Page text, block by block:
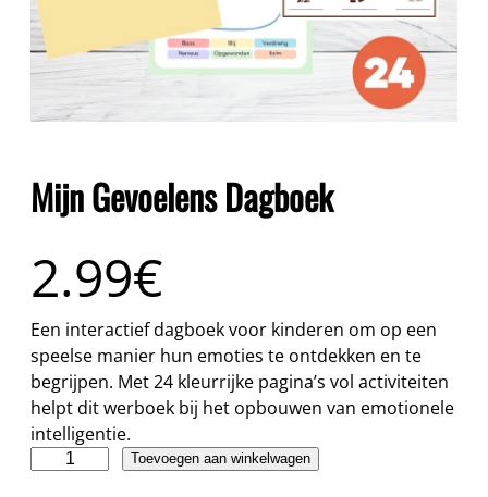
Mijn Gevoelens Dagboek
2.99€
Een interactief dagboek voor kinderen om op een
speelse manier hun emoties te ontdekken en te
begrijpen. Met 24 kleurrijke pagina’s vol activiteiten
helpt dit werboek bij het opbouwen van emotionele
intelligentie.
Toevoegen aan winkelwagen